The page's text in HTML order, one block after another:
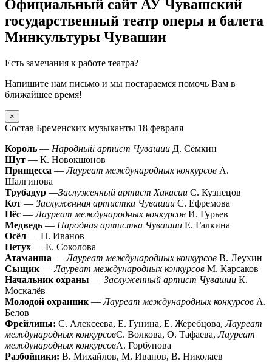
Официальный сайт АУ Чувашский
государственный театр оперы и балета
Минкультуры Чувашии
Есть замечания к работе театра?
Напишите нам письмо и мы постараемся помочь Вам в
ближайшее время!
×
Состав Бременских музыканты 18 февраля
Король — Народный артист Чувашии Д. Сёмкин
Шут — К. Новокшонов
Принцесса —Лауреат международных конкурсов А.
Шалгинова
Трубадур —Заслуженный артист Хакасии С. Кузнецов
Кот — Заслуженная артистка Чувашии С. Ефремова
Пёс —Лауреат международных конкурсов И. Гурьев
Медведь — Народная артистка Чувашии Е. Галкина
Осёл — Н. Иванов
Петух — Е. Соколова
Атаманша —Лауреат международных конкурсов В. Леухин
Сыщик —Лауреат международных конкурсов М. Карсаков
Начальник охраны — Заслуженный артист Чувашии К.
Москалёв
Молодой охранник —Лауреат международных конкурсов А.
Белов
Фрейлины: С. Алексеева, Е. Гунина, Е. Жеребцова,Лауреат
международных конкурсовС. Волкова, О. Тафаева,Лауреат
международных конкурсовА. Горбунова
Разбойники: В. Михайлов, М. Иванов, В. Николаев